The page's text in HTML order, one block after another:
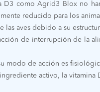
como Agrid3 Blox no
reducido para los
aves debido a su
de interrupción de la
modo de acción es
activo, la vitamina